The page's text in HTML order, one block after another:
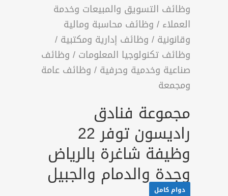
وظائف التسويق والمبيعات وخدمة
العملاء / وظائف محاسبة ومالية
وقانونية / وظائف إدارية ومكتبية /
وظائف تكنولوجيا المعلومات / وظائف
صناعية وخدمية وحرفية / وظائف عامة
ومجمعة
مجموعة فنادق
راديسون توفر 22
وظيفة شاغرة بالرياض
وجدة والدمام والجبيل
دوام كامل